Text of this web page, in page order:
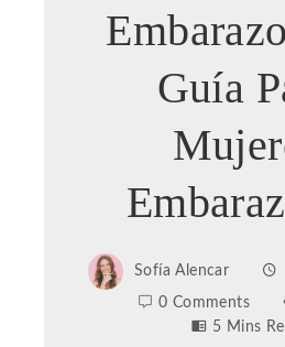
Guía
Sofía Alencar
0 Comments
5 Mins